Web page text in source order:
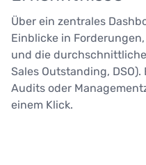
Über ein zentrales
Einblicke in
und die
Sales Outstanding,
Audits oder
einem Klick.